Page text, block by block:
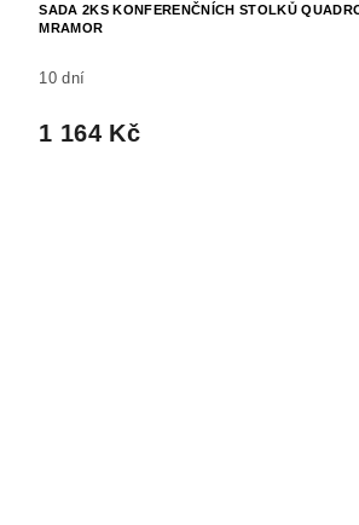
SADA 2KS KONFERENČNÍCH STOLKŮ
MRAMOR
10 dní
1 164 Kč